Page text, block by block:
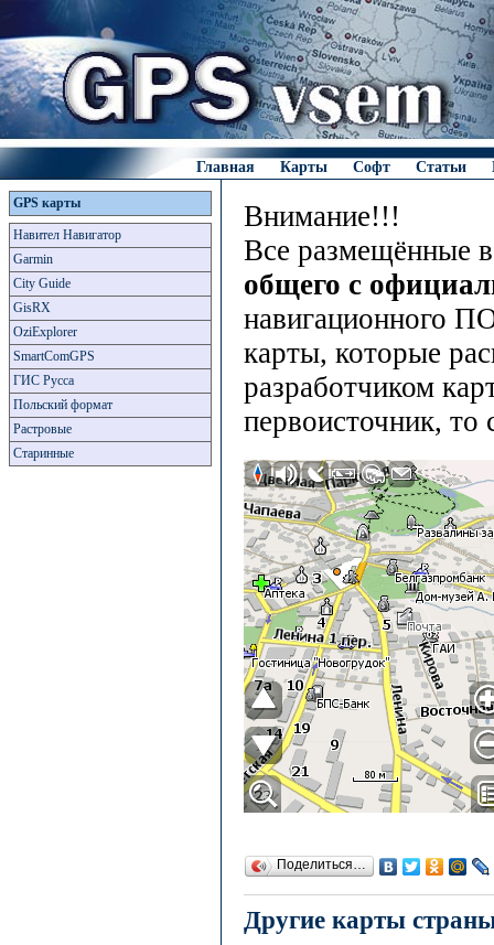
Главная Карты Софт Статьи
GPS карты
Навител Навигатор
Garmin
City Guide
GisRX
OziExplorer
SmartComGPS
ГИС Русса
Польский формат
Растровые
Старинные
Внимание!!!
Все размещённые
общего с
навигационного
карты, которые
разработчиком
первоисточник,
Поделиться…
Другие карты